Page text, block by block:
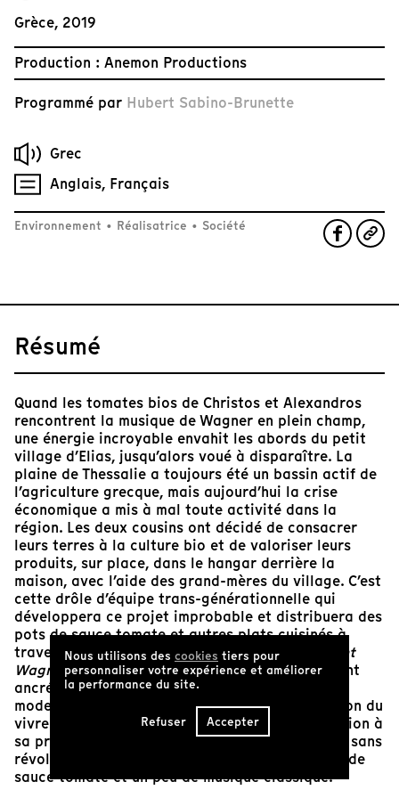
Grèce, 2019
Production : Anemon Productions
Programmé par Hubert Sabino-Brunette
Grec
Anglais, Français
Environnement • Réalisatrice • Société
Résumé
Quand les tomates bios de Christos et Alexandros
rencontrent la musique de Wagner en plein champ,
une énergie incroyable envahit les abords du petit
village d’Elias, jusqu’alors voué à disparaître. La
plaine de Thessalie a toujours été un bassin actif de
l’agriculture grecque, mais aujourd’hui la crise
économique a mis à mal toute activité dans la
région. Les deux cousins ont décidé de consacrer
leurs terres à la culture bio et de valoriser leurs
produits, sur place, dans le hangar derrière la
maison, avec l’aide des grand-mères du village. C’est
cette drôle d’équipe trans-générationnelle qui
développera ce projet improbable et distribuera des
pots de sauce tomate et autres plats cuisinés à
travers le monde.Quand les tomates rencontrent
Wagnerest une comédie douce-amère pleinement
ancrée dans notre époque. C’est une histoire
moderne de redynamisation rurale, de réinvention du
vivre ensemble et d’exploration de la globalisation à
sa propre échelle. « Comment changer le monde sans
révolution ? » Pourquoi pas avec quelques pots de
sauce tomate et un peu de musique classique.
Nous utilisons des cookies tiers pour
personnaliser votre expérience et améliorer
la performance du site.
Refuser Accepter